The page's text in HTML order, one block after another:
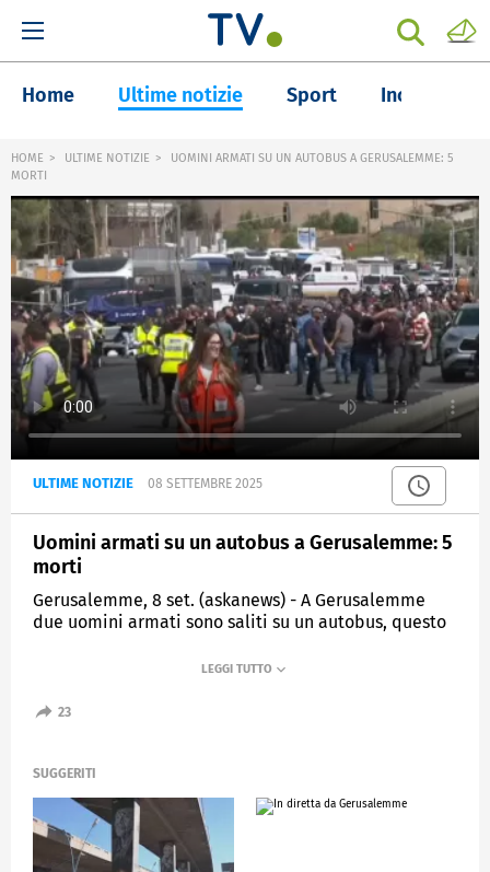
Home Ultime notizie Sport Inchieste
HOME ULTIME NOTIZIE
UOMINI ARMATI SU UN AUTOBUS A GERUSALEMME: 5
MORTI
ULTIME NOTIZIE 08 SETTEMBRE 2025
Uomini armati su un autobus a Gerusalemme: 5
morti
Gerusalemme, 8 set. (askanews) - A Gerusalemme
due uomini armati sono saliti su un autobus, questo
soccorritori, e hanno aperto il fuoco sui passeggeri,
portati in ospedale e altri più lievi, in tutto una
israeliane i due attentatori sono stati "neutralizzati"
e identificati: si tratterebbe di due palestinesi
arrivati da un villaggio della Cisgordania.
23
SUGGERITI